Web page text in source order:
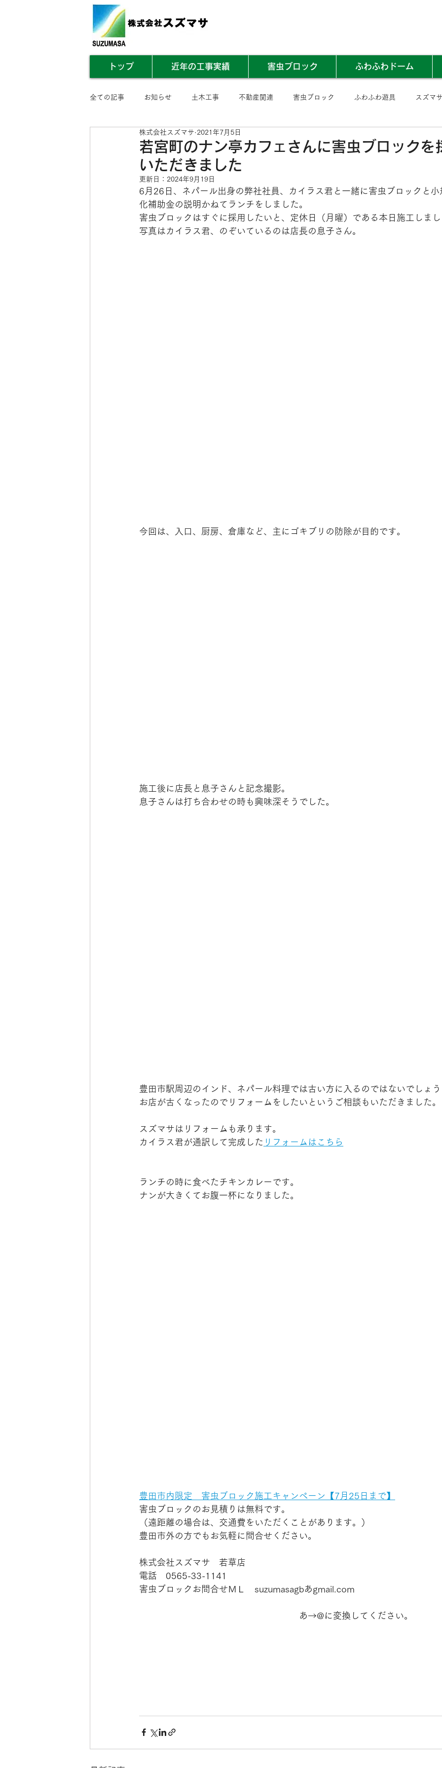
トップ 近年の工事実績 害虫ブロック ふわふわドーム
全ての記事 お知らせ 土木工事 不動産関連 害虫ブロック ふわふわ遊具 スズマ
業務内容まとめ その他
若宮町のナン亭カフェさんに害虫ブロックを
いただきました
株式会社スズマサ 2021年7月5日
更新日： 2024年9月19日
6月26日、ネパール出身の弊社社員、カイラス君と一緒に害虫ブロックと
化補助金の説明かねてランチをしました。
害虫ブロックはすぐに採用したいと、定休日（月曜）である本日施工しま
写真はカイラス君、のぞいているのは店長の息子さん。
今回は、入口、厨房、倉庫など、主にゴキブリの防除が目的です。
施工後に店長と息子さんと記念撮影。
息子さんは打ち合わせの時も興味深そうでした。
豊田市駅周辺のインド、ネパール料理では古い方に入るのではないでしょ
お店が古くなったのでリフォームをしたいというご相談もいただきました。
スズマサはリフォームも承ります。
カイラス君が通訳して完成した リフォームはこちら
ランチの時に食べたチキンカレーです。
ナンが大きくてお腹一杯になりました。
豊田市内限定　害虫ブロック施工キャンペーン【7月25日まで】
害虫ブロックのお見積りは無料です。
（遠距離の場合は、交通費をいただくことがあります。）
豊田市外の方でもお気軽に問合せください。
株式会社スズマサ　若草店
電話　0565-33-1141
害虫ブロックお問合せＭＬ　suzumasagbあgmail.com
あ→@に変換してください。